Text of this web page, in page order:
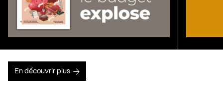
En découvrir plus